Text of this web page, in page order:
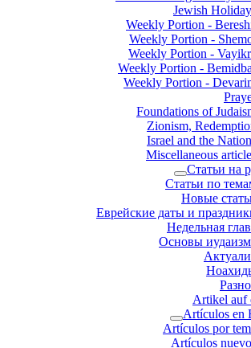
Jewish
Weekly Portion -
Weekly Portion -
Weekly Portion -
Weekly Portion -
Weekly Portion -
Foundations of
Zionism,
Israel and the
Miscellaneous
Статьи на
Статьи по
Новые
Еврейские даты и
Недельная
Основы
Artikel auf
Artículos en
Artículos por
Artículos